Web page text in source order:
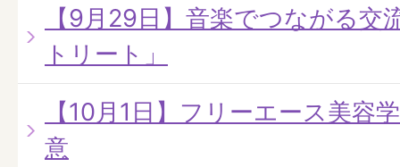
【9月29日】音楽でつながる交
トリート」
【10月1日】フリーエース美容
意